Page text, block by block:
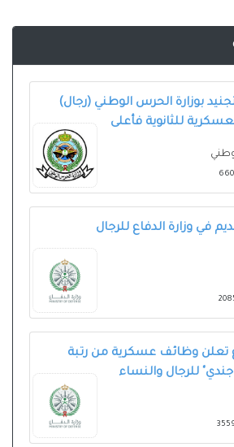
بوزارة الحرس الوطني (رجال)
للثانوية فأعلى
في وزارة الدفاع للرجال
تعلن وظائف عسكرية من رتبة
للرجال والنساء